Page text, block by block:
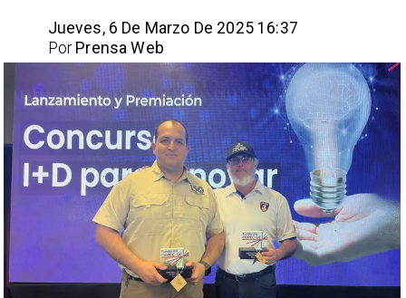
Jueves, 6 De Marzo De 2025 16:37
Prensa Web
Por